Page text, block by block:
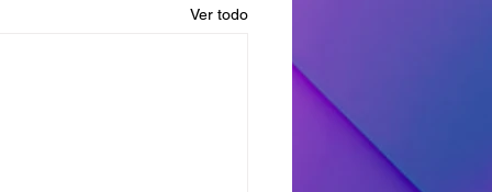
Ver todo